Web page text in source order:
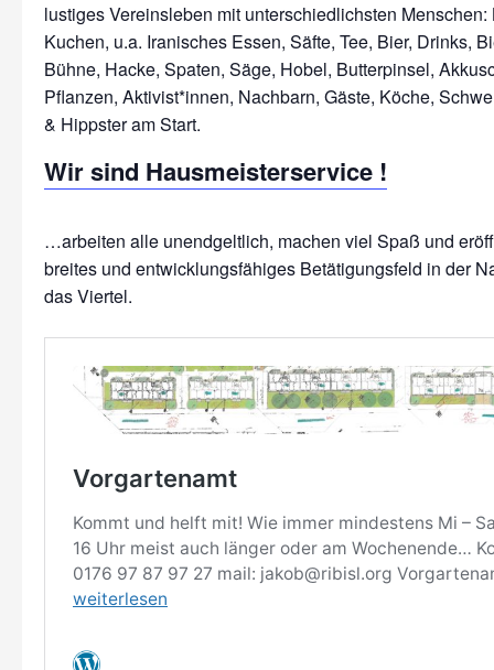
lustiges Vereinsleben mit unterschiedlichsten Menschen:
Kuchen, u.a. Iranisches Essen, Säfte, Tee, Bier, Drinks,
Bühne, Hacke, Spaten, Säge, Hobel, Butterpinsel,
Pflanzen, Aktivist*innen, Nachbarn, Gäste, Köche,
Wir sind Hausmeisterservice !
…arbeiten alle unendgeltlich, machen viel Spaß und
breites und entwicklungsfähiges Betätigungsfeld in der
das Viertel.